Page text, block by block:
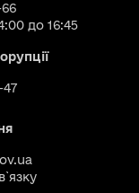
до 16:45